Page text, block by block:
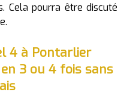
Cela pourra être discuté
4 à Pontarlier
3 ou 4 fois sans